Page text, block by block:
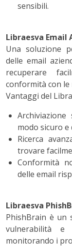
sensibili.
Libraesva Email
Una soluzione
delle email
recuperare
conformità con
Vantaggi del
modo sicuro e
Ricerca
trovare
Conformità
delle email
Libraesva
PhishBrain è un
vulnerabilità
monitorando i